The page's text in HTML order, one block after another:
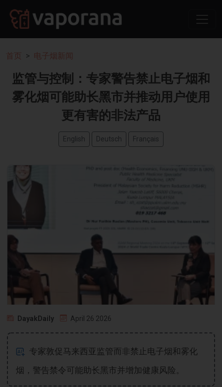
首页 电子烟新闻
监管与控制：专家警告禁止电子烟和
雾化烟可能助长黑市并推动用户使用
更有害的非法产品
English Deutsch Français
DayakDaily April 26 2026
专家敦促马来西亚监管而非禁止电子烟和雾化
烟，警告禁令可能助长黑市并增加健康风险。